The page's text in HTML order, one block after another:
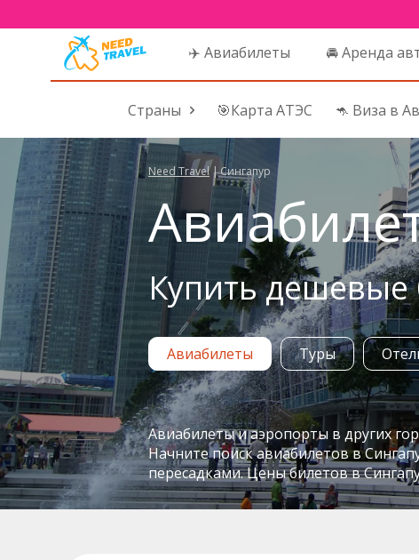
✈️ Авиабилеты 🚘 Аренда
Страны 🎯Карта АТЭС 🦘 Виза в
Need Travel |Сингапур
Купить дешевые
Авиабилеты Туры
Авиабилеты и аэропорты в других
Начните поиск авиабилетов в
пересадками. Цены билетов в